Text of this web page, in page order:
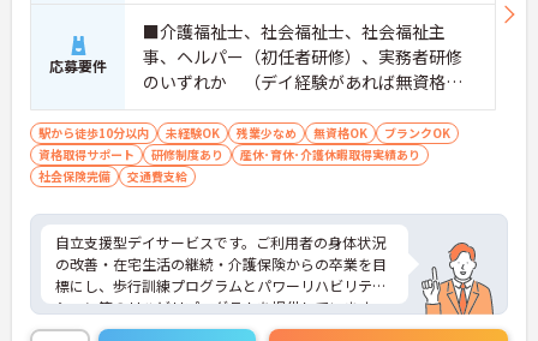
応募要件
■介護福祉士、社会福祉士、社会福祉主
事、ヘルパー（初任者研修）、実務者研修
のいずれか （デイ経験があれば無資格の
応募可） ※現場未経験・ブランクOK、土日
祝の勤務が可能な方優遇 ■普通自動車運転
免許（ペーパー不可）
駅から徒歩10分以内 未経験OK 残業少なめ 無資格OK
ブランクOK
資格取得サポート
研修制度あり
産休･育休･介護休暇取得実績あり
社会保険完備
交通費支給
自立支援型デイサービスです。ご利用者の身体状況
の改善・在宅生活の継続・介護保険からの卒業を目
標にし、歩行訓練プログラムとパワーリハビリテー
ション等のリハビリプログラムを提供しています。
入社時はもちろん、定期的に研修を行い、スキルア